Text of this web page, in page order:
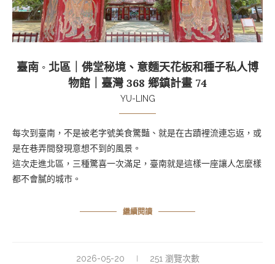
臺南 ◦ 北區｜佛堂秘境、意麵天花板和種子私人博
物館｜臺灣 368 鄉鎮計畫 74
YU-LING
每次到臺南，不是被老字號美食驚豔、就是在古蹟裡流連忘返，或
是在巷弄間發現意想不到的風景。
這次走進北區，三種驚喜一次滿足，臺南就是這樣一座讓人怎麼樣
都不會膩的城市。
繼續閱讀
2026-05-20 251 瀏覽次數